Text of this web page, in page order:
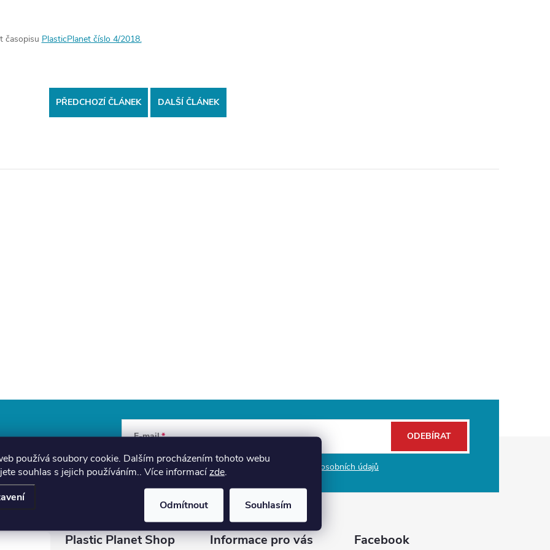
používá soubory cookie. Dalším procházením tohoto webu
souhlas s jejich používáním.. Více informacízde.
Odmítnout Souhlasím
časopisu PlasticPlanet číslo 4/2018.
PŘEDCHOZÍ ČLÁNEK DALŠÍ ČLÁNEK
E-mail
Vložením e-mailu souhlasíte s podmínkami ochrany osobních údajů
ODEBÍRAT
Plastic Planet Shop Informace pro vás Facebook